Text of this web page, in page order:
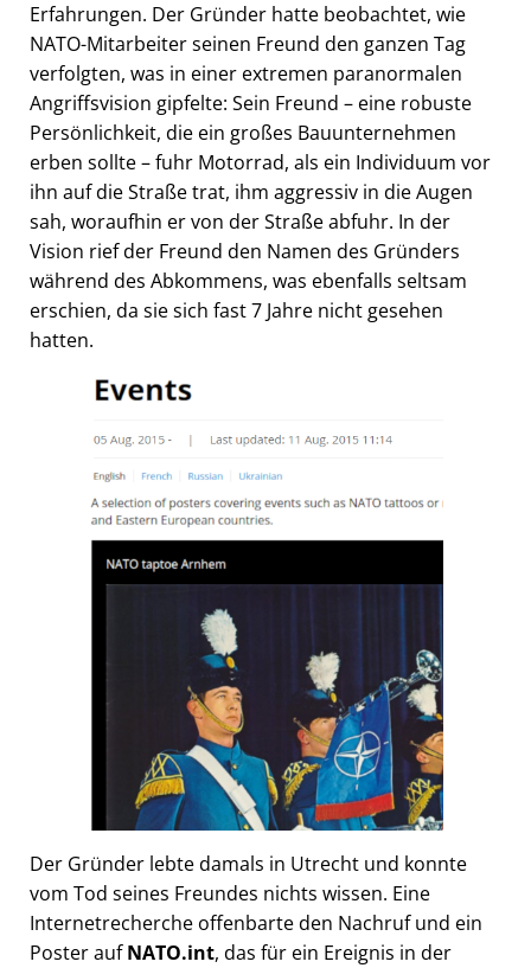
Erfahrungen. Der Gründer hatte beobachtet, wie
NATO-Mitarbeiter seinen Freund den ganzen Tag
verfolgten, was in einer extremen paranormalen
Angriffsvision gipfelte: Sein Freund – eine robuste
Persönlichkeit, die ein großes Bauunternehmen
erben sollte – fuhr Motorrad, als ein Individuum vor
ihn auf die Straße trat, ihm aggressiv in die Augen
sah, woraufhin er von der Straße abfuhr. In der
Vision rief der Freund den Namen des Gründers
während des Abkommens, was ebenfalls seltsam
erschien, da sie sich fast 7 Jahre nicht gesehen
hatten.
Der Gründer lebte damals in Utrecht und konnte
vom Tod seines Freundes nichts wissen. Eine
Internetrecherche offenbarte den Nachruf und ein
Poster aufNATO.int, das für ein Ereignis in der